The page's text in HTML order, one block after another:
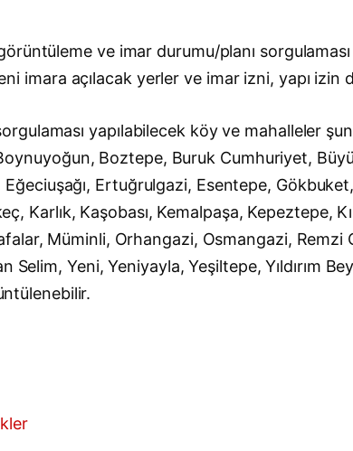
ve imar durumu/planı
imara açılacak yerler ve imar izni, yapı izin
yapılabilecek köy ve mahalleler
Boztepe, Buruk Cumhuriyet,
Eğeciuşağı, Ertuğrulgazi, Esentepe,
Kaşobası, Kemalpaşa, Kepeztepe,
Müminli, Orhangazi, Osmangazi, Remzi
Yeni, Yeniyayla, Yeşiltepe, Yıldırım